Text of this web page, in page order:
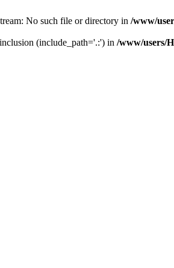
No such file or directory in /www/
(include_path='.:') in /www/users/